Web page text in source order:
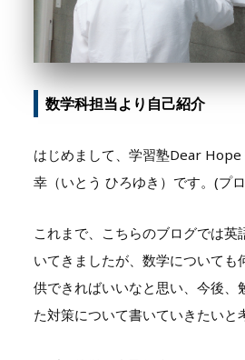
数学科担当より自己紹介
はじめまして、学習塾Dear Hope
幸（いとう ひろゆき）です。(プ
これまで、こちらのブログでは英
いてきましたが、数学についても
供できればいいなと思い、今後、
た対策について書いていきたいと